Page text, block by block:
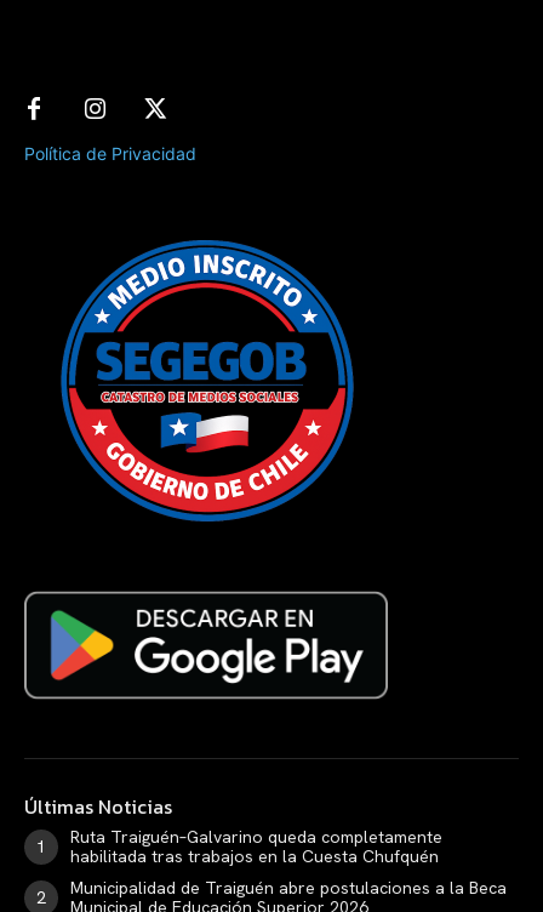
Política de Privacidad
Últimas Noticias
Ruta Traiguén–Galvarino queda completamente
habilitada tras trabajos en la Cuesta Chufquén
Municipalidad de Traiguén abre postulaciones a la Beca
Municipal de Educación Superior 2026